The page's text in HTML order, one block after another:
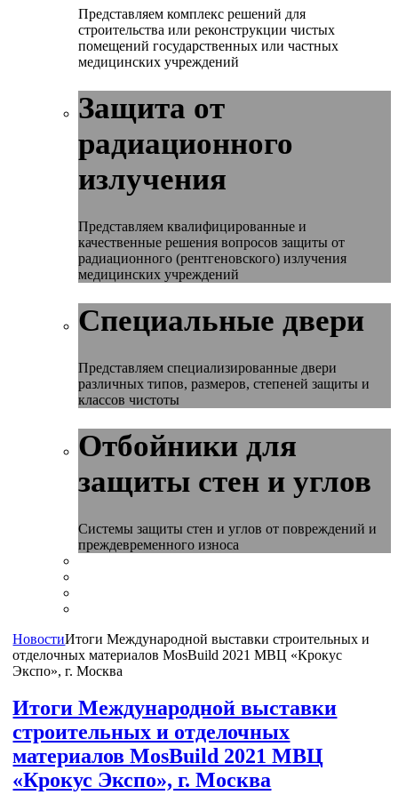
Представляем комплекс решений для
строительства или реконструкции чистых
помещений государственных или частных
медицинских учреждений
Защита от
радиационного
излучения
Представляем квалифицированные и
качественные решения вопросов защиты от
радиационного (рентгеновского) излучения
медицинских учреждений
Специальные двери
Представляем специализированные двери
различных типов, размеров, степеней защиты и
классов чистоты
Отбойники для
защиты стен и углов
Системы защиты стен и углов от повреждений и
преждевременного износа
НовостиИтоги Международной выставки строительных и
отделочных материалов MosBuild 2021 МВЦ «Крокус
Экспо», г. Москва
Итоги Международной выставки
строительных и отделочных
материалов MosBuild 2021 МВЦ
«Крокус Экспо», г. Москва